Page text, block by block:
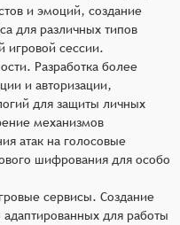
и эмоций, создание
для различных типов
игровой сессии.
Разработка более
и авторизации,
для защиты личных
механизмов
атак на голосовые
шифрования для особо
сервисы. Создание
для работы